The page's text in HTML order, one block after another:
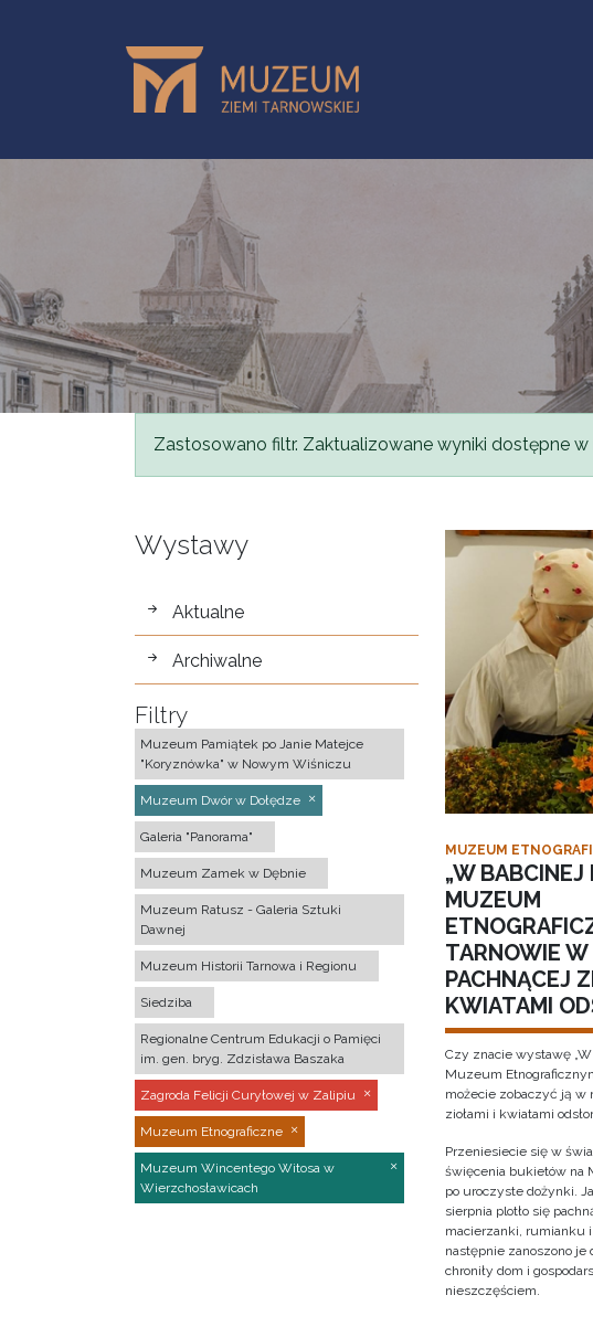
Komunikat
Zastosowano filtr. Zaktualizowane wyniki dostępne w
Wystawy
wystawy
Aktualne
Archiwalne
Filtry
Muzeum Pamiątek po Janie Matejce
"Koryznówka" w Nowym Wiśniczu
Muzeum Dwór w Dołędze
Galeria "Panorama"
Muzeum Zamek w Dębnie
Muzeum Ratusz - Galeria Sztuki
Dawnej
Muzeum Historii Tarnowa i Regionu
Siedziba
Regionalne Centrum Edukacji o Pamięci
im. gen. bryg. Zdzisława Baszaka
Zagroda Felicji Curyłowej w Zalipiu
Muzeum Etnograficzne
Muzeum Wincentego Witosa w
Wierzchosławicach
MUZEUM
„W BABCINEJ
MUZEUM
TARNOWIE
PACHNĄCEJ
KWIATAMI
Czy znacie wystawę
Muzeum
możecie zobaczyć ją w
ziołami i kwiatami
Przeniesiecie się w
święcenia bukietów na
po uroczyste dożynki.
sierpnia plotło się
macierzanki, rumianku
następnie zanoszono je
chroniły dom i
nieszczęściem.